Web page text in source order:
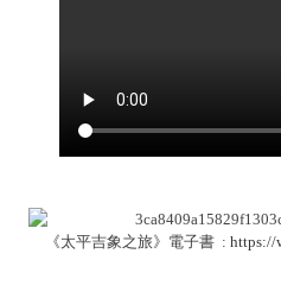
《太平吉象之旅》電子書 : https://